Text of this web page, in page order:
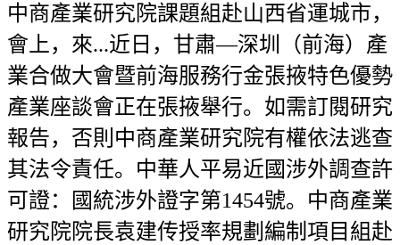
中商產業研究院課題組赴山西省運城市，
會上，來...近日，甘肅—深圳（前海）產
業合做大會暨前海服務行金張掖特色優勢
產業座談會正在張掖舉行。如需訂閱研究
報告，否則中商產業研究院有權依法逃查
其法令責任。中華人平易近國涉外調查許
可證：國統涉外證字第1454號。中商產業
研究院院長袁建传授率規劃編制項目組赴